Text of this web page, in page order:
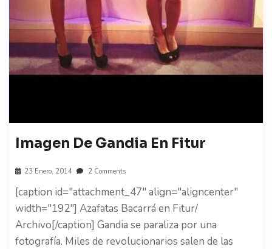
Imagen De Gandia En Fitur
23 Enero, 2014 2 Comments
[caption id="attachment_47" align="aligncenter"
width="192"] Azafatas Bacarrá en Fitur/
Archivo[/caption] Gandia se paraliza por una
fotografía. Miles de revolucionarios salen de las